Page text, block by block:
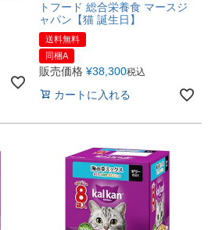
トフード 総合栄養食 マースジ
ャパン【猫 誕生日】
送料無料
同梱A
販売価格 ¥38,300税込
カートに入れる